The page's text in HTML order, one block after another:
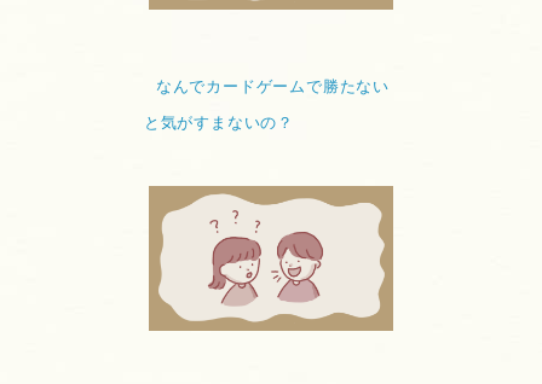
なんでカードゲームで勝たない
と気がすまないの？